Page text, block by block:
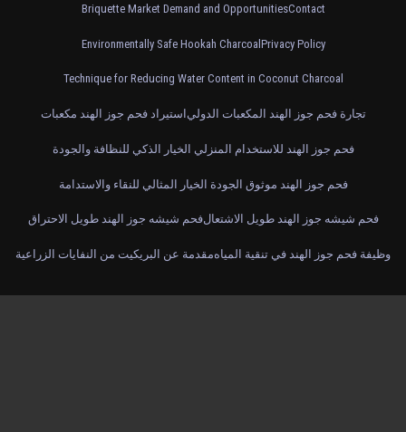
Briquette Market Demand and OpportunitiesContact
Environmentally Safe Hookah CharcoalPrivacy Policy
Technique for Reducing Water Content in Coconut Charcoal
استيراد فحم جوز الهند مكعبات تجارة فحم جوز الهند المكعبات الدولي
فحم جوز الهند للاستخدام المنزلي الخيار الذكي للنظافة والجودة
فحم جوز الهند موثوق الجودة الخيار المثالي للنقاء والاستدامة
فحم شيشه جوز الهند طويل الاحتراقفحم شيشه جوز الهند طويل الاشتعال
مقدمة عن البريكيت من النفايات الزراعيةوظيفة فحم جوز الهند في تنقية المياه